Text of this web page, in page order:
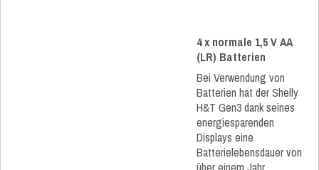
4 x normale 1,5 V AA
(LR) Batterien
Bei Verwendung von
Batterien hat der Shelly
H&T Gen3 dank seines
energiesparenden
Displays eine
Batterielebensdauer von